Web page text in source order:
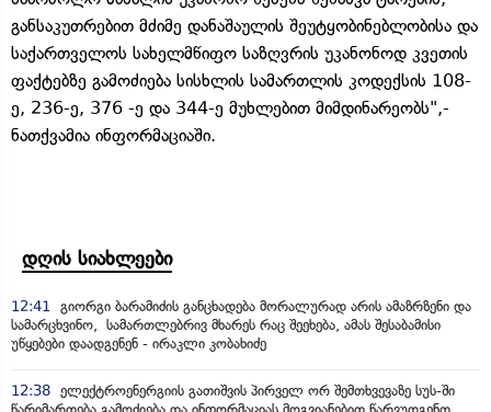
განსაკუთრებით მძიმე დანაშაულის შეუტყობინებლობისა და
საქართველოს სახელმწიფო საზღვრის უკანონოდ კვეთის
ფაქტებზე გამოძიება სისხლის სამართლის კოდექსის 108-
ე, 236-ე, 376 -ე და 344-ე მუხლებით მიმდინარეობს",-
ნათქვამია ინფორმაციაში.
დღის სიახლეები
12:41
გიორგი ბარამიძის განცხადება მორალურად არის ამაზრზენი და
სამარცხვინო, სამართლებრივ მხარეს რაც შეეხება, ამას შესაბამისი
უწყებები დაადგენენ - ირაკლი კობახიძე
12:38 ელექტროენერგიის გათიშვის პირველ ორ შემთხვევაზე სუს-ში